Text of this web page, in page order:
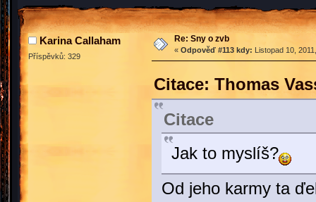
Karina Callaham
Příspěvků: 329
Re: Sny o zvb
« Odpověď #113 kdy: Listopad 10,
Citace: Thomas
Citace
Jak to myslíš?
Od jeho karmy ta